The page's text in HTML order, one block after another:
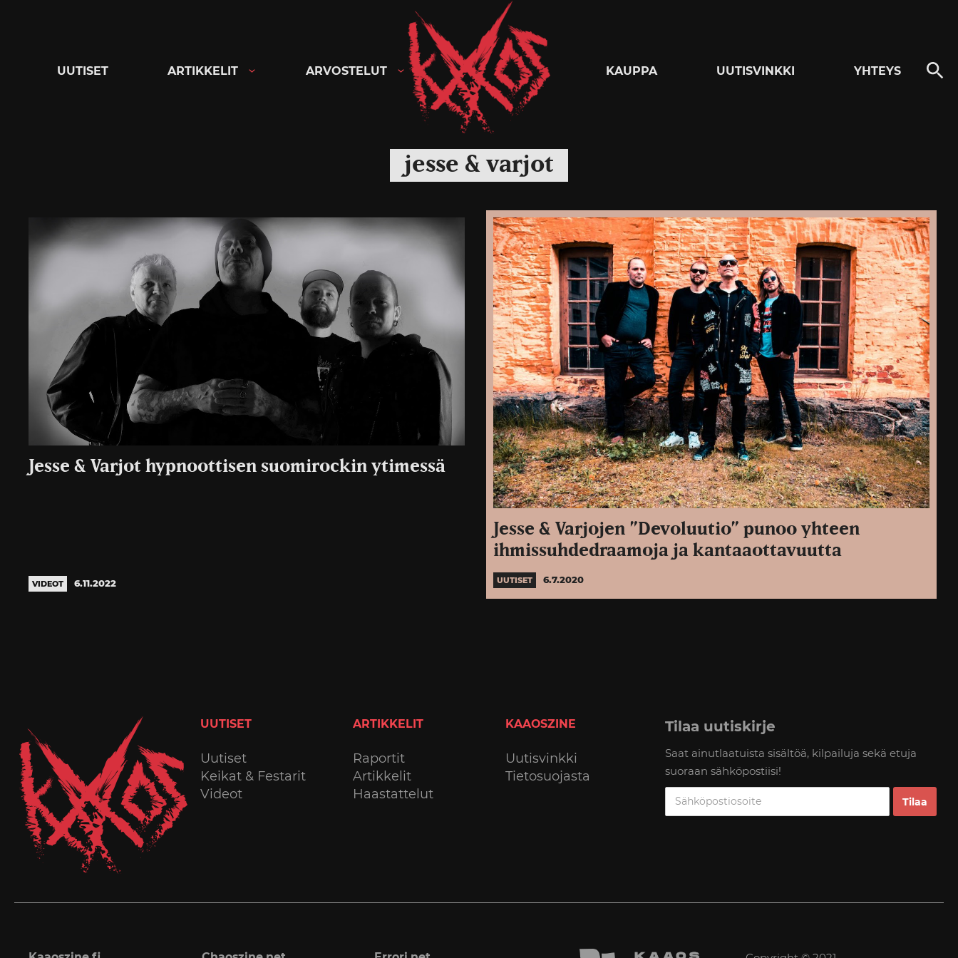
Kaaoszine
UUTISET ARTIKKELIT ARVOSTELUT KAUPPA UUTISVINKKI YHTEYS
jesse & varjot
Jesse & Varjot hypnoottisen suomirockin ytimessä
VIDEOT 6.11.2022
Jesse & Varjojen ”Devoluutio” punoo yhteen
ihmissuhdedraamoja ja kantaaottavuutta
UUTISET 6.7.2020
UUTISET
Uutiset
Keikat & Festarit
Videot
ARTIKKELIT
Raportit
Artikkelit
Haastattelut
KAAOSZINE
Uutisvinkki
Tietosuojasta
Tilaa uutiskirje
Saat ainutlaatuista sisältöä, kilpailuja sekä etuja
suoraan sähköpostiisi!